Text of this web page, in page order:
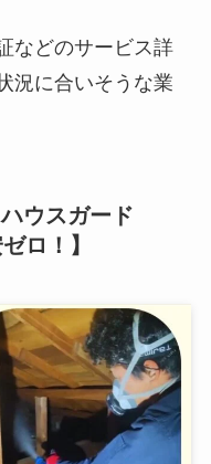
などのサービス詳
況に合いそうな業
ウスガード
ロ！】